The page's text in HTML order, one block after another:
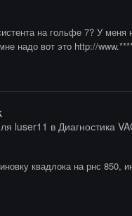
на гольфе 7? У
надо вот это http://
luser11 в Диагностика
квадлока на рнс 850,